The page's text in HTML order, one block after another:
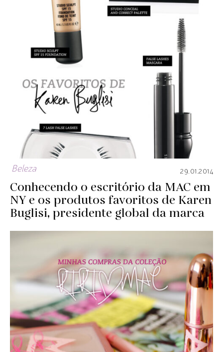
Beleza 29.01.2014
Conhecendo o escritório da MAC em
NY e os produtos favoritos de Karen
Buglisi, presidente global da marca